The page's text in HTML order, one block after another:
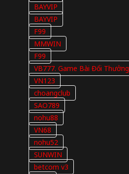
BAYVIP
BAYVIP
F99
MMWIN
F99
VB777. Game Bài Đổi Thưởng
VN123
choangclub
SAO789
nohu88
VN68
nohu52
SUNWIN
betcom v3